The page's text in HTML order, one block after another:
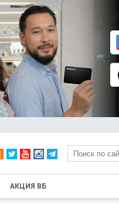
АКЦИЯ ВБ